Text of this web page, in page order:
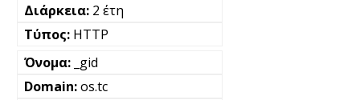
2 έτη
HTTP
_gid
os.tc